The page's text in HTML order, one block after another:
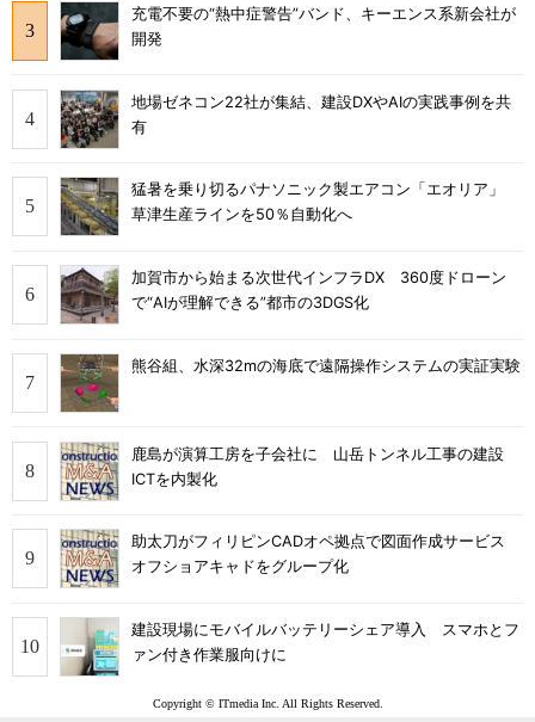
充電不要の“熱中症警告”バンド、キーエンス系新会社が
開発
地場ゼネコン22社が集結、建設DXやAIの実践事例を共
有
猛暑を乗り切るパナソニック製エアコン「エオリア」
草津生産ラインを50％自動化へ
加賀市から始まる次世代インフラDX 360度ドローン
で“AIが理解できる”都市の3DGS化
熊谷組、水深32mの海底で遠隔操作システムの実証実験
鹿島が演算工房を子会社に 山岳トンネル工事の建設
ICTを内製化
助太刀がフィリピンCADオペ拠点で図面作成サービス
オフショアキャドをグループ化
建設現場にモバイルバッテリーシェア導入 スマホとフ
ァン付き作業服向けに
Copyright © ITmedia Inc. All Rights Reserved.